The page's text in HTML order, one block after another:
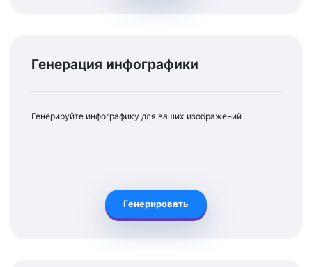
Генерация инфографики
Генерируйте инфографику для ваших изображений
Генерировать